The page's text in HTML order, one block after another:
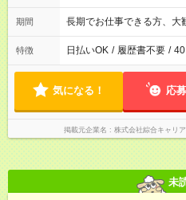
期間 長期でお仕事できる方、大
特徴 日払いOK / 履歴書不要 /
気になる！ 応
掲載元企業名 株式会社綜合キャリ
未